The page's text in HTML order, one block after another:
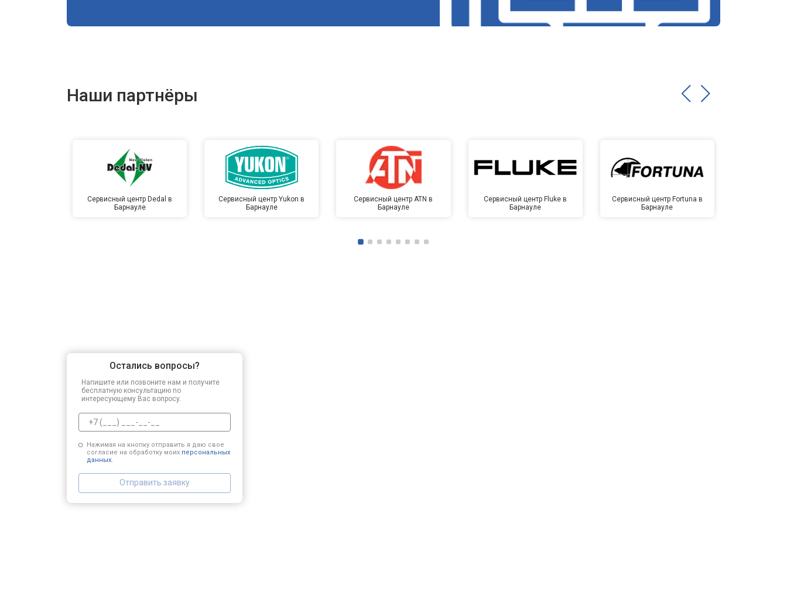
Наши партнёры
Сервисный центр Dedal в
Барнауле
Сервисный центр Yukon в
Барнауле
Сервисный центр ATN в
Барнауле
Сервисный центр Fluke в
Барнауле
Сервисный центр Fortuna в
Барнауле
Остались вопросы?
Напишите или позвоните нам и получите
бесплатную консультацию по
интересующему Вас вопросу.
Нажимая на кнопку отправить я даю свое
согласие на обработку моих персональных
данных.
Отправить заявку